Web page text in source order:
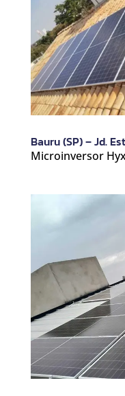
Bauru (SP) – Jd.
Microinversor